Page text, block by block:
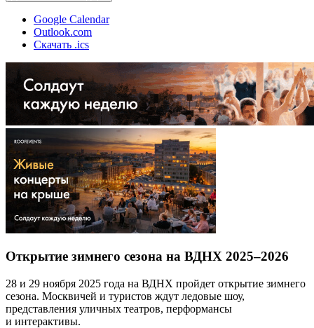
Google Calendar
Outlook.com
Скачать .ics
Открытие зимнего сезона на ВДНХ 2025–2026
28 и 29 ноября 2025 года на ВДНХ пройдет открытие зимнего
сезона. Москвичей и туристов ждут ледовые шоу,
представления уличных театров, перформансы
и интерактивы.